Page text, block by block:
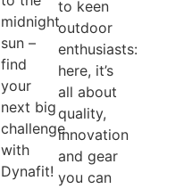
midnight
sun –
find
your
next big
challenge
with
Dynafit!
to keen
outdoor
enthusiasts:
here, it’s
all about
quality,
innovation
and gear
you can